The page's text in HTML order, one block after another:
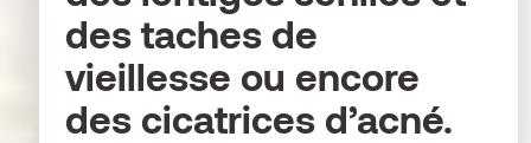
des taches de
vieillesse ou encore
des cicatrices d’acné.